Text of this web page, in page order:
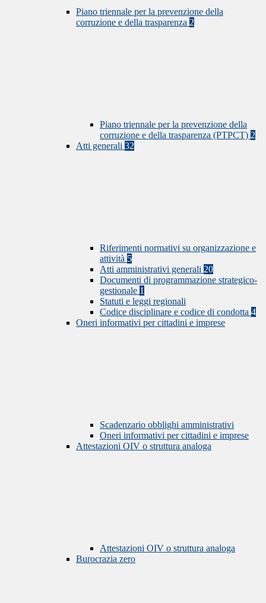
Piano triennale per la prevenzione della
corruzione e della trasparenza 2
Piano triennale per la prevenzione della
corruzione e della trasparenza (PTPCT) 2
Atti generali 32
Riferimenti normativi su organizzazione e
attività 5
Atti amministrativi generali 20
Documenti di programmazione strategico-
gestionale 1
Statuti e leggi regionali
Codice disciplinare e codice di condotta 4
Oneri informativi per cittadini e imprese
Scadenzario obblighi amministrativi
Oneri informativi per cittadini e imprese
Attestazioni OIV o struttura analoga
Attestazioni OIV o struttura analoga
Burocrazia zero